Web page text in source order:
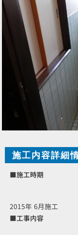
施工内容詳細
■施工時期
2015年 6月施工
■工事内容